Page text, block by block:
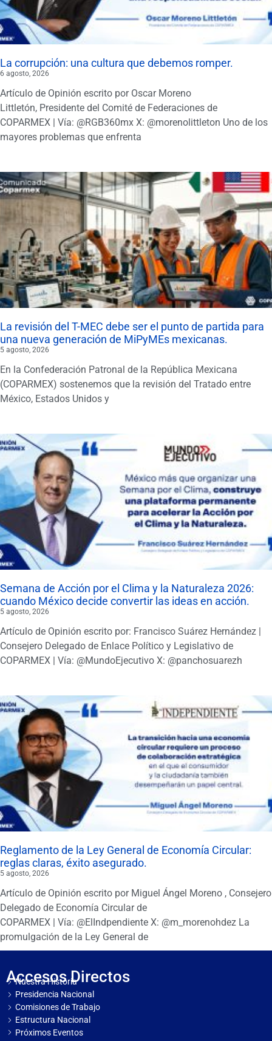
La corrupción: una cultura que debemos romper.
6 agosto, 2026
Artículo de Opinión escrito por Oscar Moreno
Littletón, Presidente del Comité de Federaciones de
COPARMEX | Vía: @RGB360mx X: @morenolittleton Uno de los
mayores problemas que enfrenta
La revisión del T-MEC debe ser el punto de partida para
una nueva generación de MiPyMEs mexicanas.
5 agosto, 2026
En la Confederación Patronal de la República Mexicana
(COPARMEX) sostenemos que la revisión del Tratado entre
México, Estados Unidos y
Semana de Acción por el Clima y la Naturaleza 2026:
cuando México decide convertir las ideas en acción.
5 agosto, 2026
Artículo de Opinión escrito por: Francisco Suárez Hernández |
Consejero Delegado de Enlace Político y Legislativo de
COPARMEX | Vía: @MundoEjecutivo X: @panchosuarezh
Reglamento de la Ley General de Economía Circular:
reglas claras, éxito asegurado.
5 agosto, 2026
Artículo de Opinión escrito por Miguel Ángel Moreno , Consejero
Delegado de Economía Circular de
COPARMEX | Vía: @ElIndpendiente X: @m_morenohdez La
promulgación de la Ley General de
Accesos Directos
Nuestra Historia
Presidencia Nacional
Comisiones de Trabajo
Estructura Nacional
Próximos Eventos